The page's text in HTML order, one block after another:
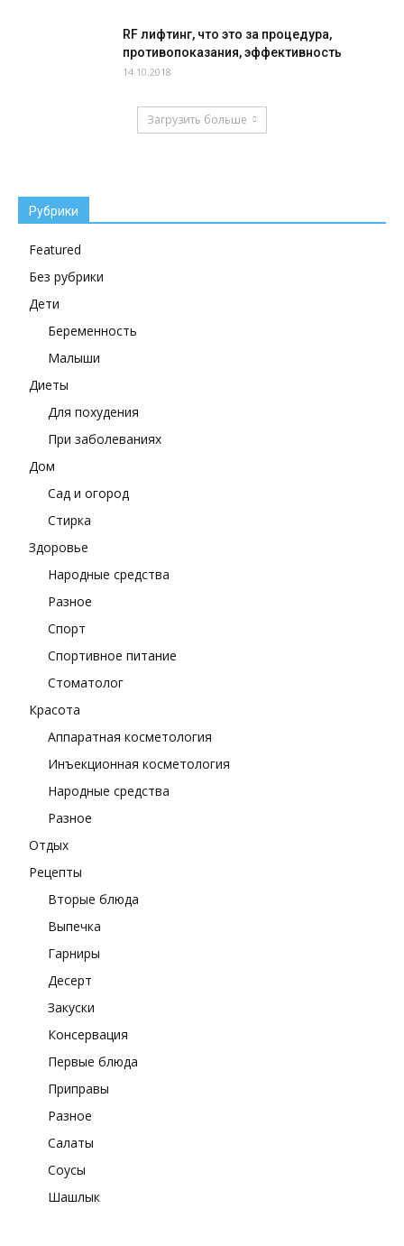
RF лифтинг, что это за процедура,
противопоказания, эффективность
14.10.2018
Загрузить больше
Рубрики
Featured
Без рубрики
Дети
Беременность
Малыши
Диеты
Для похудения
При заболеваниях
Дом
Сад и огород
Стирка
Здоровье
Народные средства
Разное
Спорт
Спортивное питание
Стоматолог
Красота
Аппаратная косметология
Инъекционная косметология
Народные средства
Разное
Отдых
Рецепты
Вторые блюда
Выпечка
Гарниры
Десерт
Закуски
Консервация
Первые блюда
Приправы
Разное
Салаты
Соусы
Шашлык